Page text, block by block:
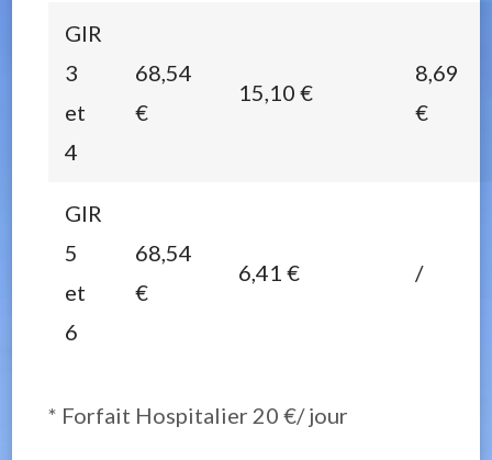
GIR
3
et
4
68,54
€
15,10 €
8,69
€
GIR
5
et
6
68,54
€
6,41 € /
* Forfait Hospitalier 20 €/ jour